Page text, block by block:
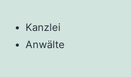
Kanzlei
Anwälte